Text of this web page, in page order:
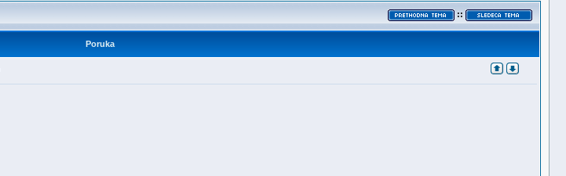
::
Poruka